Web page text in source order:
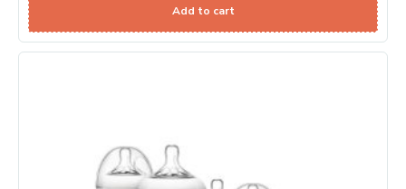
Add to cart